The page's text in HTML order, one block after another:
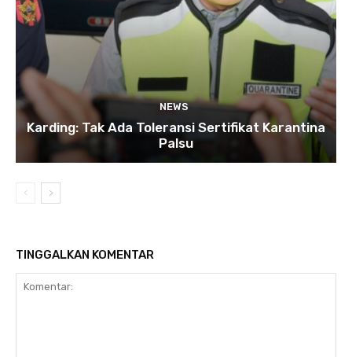
NEWS
Karding: Tak Ada Toleransi Sertifikat Karantina
Palsu
TINGGALKAN KOMENTAR